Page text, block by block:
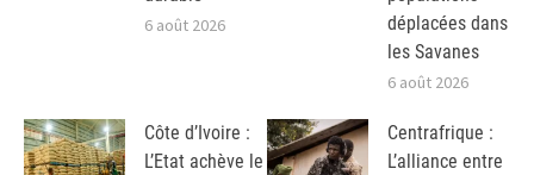
6 août 2026
déplacées dans
les Savanes
6 août 2026
Côte d’Ivoire :
L’Etat achève le
Centrafrique :
L’alliance entre